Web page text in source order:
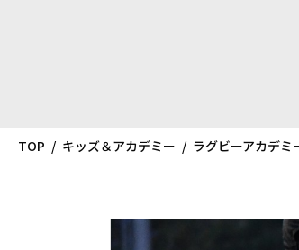
TOP キッズ＆アカデミー ラグビーアカデミ